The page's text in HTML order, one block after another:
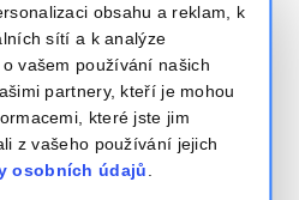
obsahu a reklam, k
sítí a k analýze
vašem používání našich
partnery, kteří je mohou
které jste jim
z vašeho používání jejich
osobních údajů